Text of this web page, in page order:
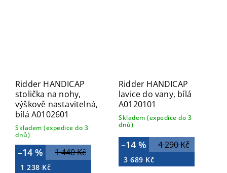
Ridder HANDICAP
stolička na nohy,
výškově nastavitelná,
bílá A0102601
Skladem (expedice do 3
dnů)
1 440 Kč
–14 %
1 238 Kč
Ridder HANDICAP
lavice do vany, bílá
A0120101
Skladem (expedice do 3
dnů)
4 290 Kč
–14 %
3 689 Kč